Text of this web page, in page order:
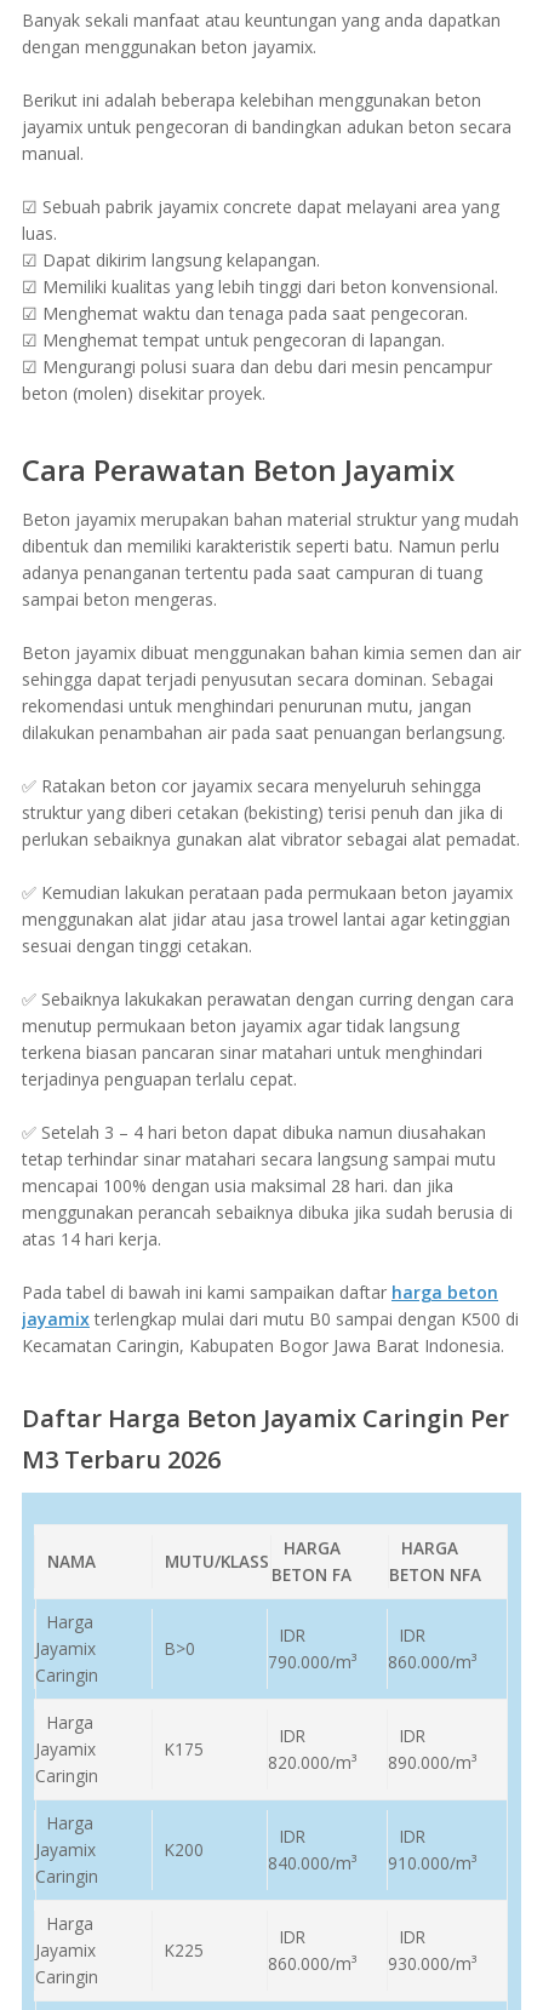
Banyak sekali manfaat atau keuntungan yang anda dapatkan
dengan menggunakan beton jayamix.
Berikut ini adalah beberapa kelebihan menggunakan beton
jayamix untuk pengecoran di bandingkan adukan beton secara
manual.
☑ Sebuah pabrik jayamix concrete dapat melayani area yang
luas.
☑ Dapat dikirim langsung kelapangan.
☑ Memiliki kualitas yang lebih tinggi dari beton konvensional.
☑ Menghemat waktu dan tenaga pada saat pengecoran.
☑ Menghemat tempat untuk pengecoran di lapangan.
☑ Mengurangi polusi suara dan debu dari mesin pencampur
beton (molen) disekitar proyek.
Cara Perawatan Beton Jayamix
Beton jayamix merupakan bahan material struktur yang mudah
dibentuk dan memiliki karakteristik seperti batu. Namun perlu
adanya penanganan tertentu pada saat campuran di tuang
sampai beton mengeras.
Beton jayamix dibuat menggunakan bahan kimia semen dan air
sehingga dapat terjadi penyusutan secara dominan. Sebagai
rekomendasi untuk menghindari penurunan mutu, jangan
dilakukan penambahan air pada saat penuangan berlangsung.
✅ Ratakan beton cor jayamix secara menyeluruh sehingga
struktur yang diberi cetakan (bekisting) terisi penuh dan jika di
perlukan sebaiknya gunakan alat vibrator sebagai alat pemadat.
✅ Kemudian lakukan perataan pada permukaan beton jayamix
menggunakan alat jidar atau jasa trowel lantai agar ketinggian
sesuai dengan tinggi cetakan.
✅ Sebaiknya lakukakan perawatan dengan curring dengan cara
menutup permukaan beton jayamix agar tidak langsung
terkena biasan pancaran sinar matahari untuk menghindari
terjadinya penguapan terlalu cepat.
✅ Setelah 3 – 4 hari beton dapat dibuka namun diusahakan
tetap terhindar sinar matahari secara langsung sampai mutu
mencapai 100% dengan usia maksimal 28 hari. dan jika
menggunakan perancah sebaiknya dibuka jika sudah berusia di
atas 14 hari kerja.
Pada tabel di bawah ini kami sampaikan daftar harga beton
jayamixterlengkap mulai dari mutu B0 sampai dengan K500 di
Kecamatan Caringin, Kabupaten Bogor Jawa Barat Indonesia.
Daftar Harga Beton Jayamix Caringin Per
M3 Terbaru 2026
NAMA MUTU/KLASS
HARGA
BETON FA
HARGA
BETON NFA
Harga
Jayamix
Caringin
B>0
IDR
790.000/m³
IDR
860.000/m³
Harga
Jayamix
Caringin
K175
IDR
820.000/m³
IDR
890.000/m³
Harga
Jayamix
Caringin
K200
IDR
840.000/m³
IDR
910.000/m³
Harga
Jayamix
Caringin
K225
IDR
860.000/m³
IDR
930.000/m³